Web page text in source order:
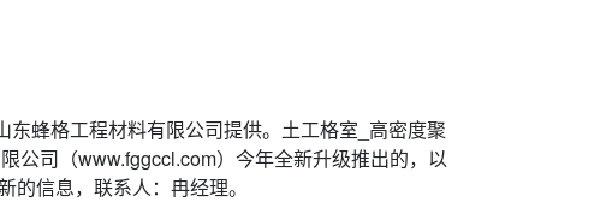
蜂格工程材料有限公司提供。土工格室_高密度聚
公司（www.fggccl.com）今年全新升级推出的，以
信息，联系人：冉经理。